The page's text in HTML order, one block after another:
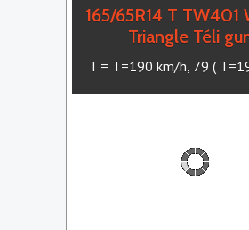
165/65R14 T TW401
Triangle Téli
T = T=190 km/h, 79 (